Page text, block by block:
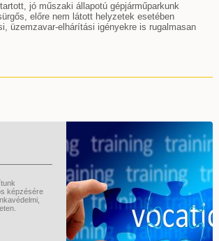
jó műszaki állapotú gépjárműparkunk
előre nem látott helyzetek esetében
üzemzavar-elhárítási igényekre is rugalmasan
képzésére